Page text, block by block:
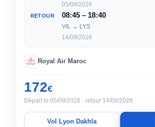
05/09/2026
RETOUR 08:45 – 18:40
VIL → LYS
14/09/2026
Royal Air Maroc
172€
Départ le 05/09/2026 · retour 14/09/2026
Vol Lyon Dakhla